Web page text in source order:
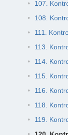
107.
108.
111.
113.
114.
115.
116.
118.
119.